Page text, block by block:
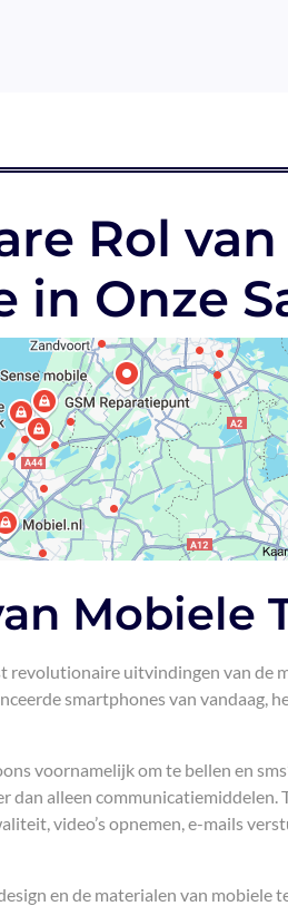
Rol
in Onze
Mobiele
revolutionaire uitvindingen van de
smartphones van vandaag,
voornamelijk om te bellen en
dan alleen communicatiemiddelen.
video’s opnemen, e-mails
en de materialen van mobiele